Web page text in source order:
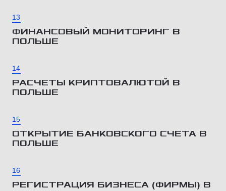
13
ФИНАНСОВЫЙ МОНИТОРИНГ В
ПОЛЬШЕ
14
РАСЧЕТЫ КРИПТОВАЛЮТОЙ В
ПОЛЬШЕ
15
ОТКРЫТИЕ БАНКОВСКОГО СЧЕТА В
ПОЛЬШЕ
16
РЕГИСТРАЦИЯ БИЗНЕСА (ФИРМЫ) В